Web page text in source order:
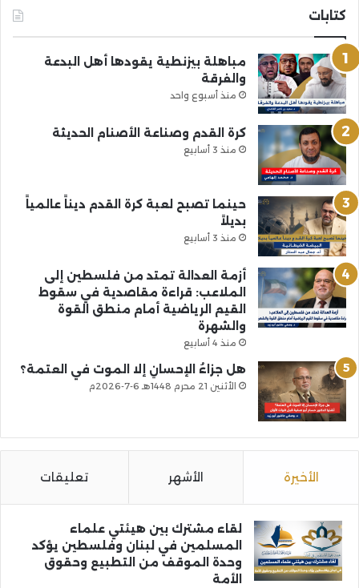
كتابات
مباهلة بيزنطية يقودها أهل البدعة
والفرقة
منذ أسبوع واحد
كرة القدم وصناعة الأصنام الحديثة
منذ 3 أسابيع
حينما تصبح لعبة كرة القدم ديناً عالمياً
بديلاً
منذ 3 أسابيع
أزمة العدالة تمتد من فلسطين إلى
الملاعب: قراءة مقاصدية في سقوط
القيم الرياضية أمام منطق القوة
والشهرة
منذ 4 أسابيع
هل جزاءُ الإحسانِ إلا الموت في العتمة؟
الأثنين 21 محرم 1448هـ 6-7-2026م
الأخيرة الأشهر تعليقات
لقاء مشترك بين هيئتي علماء
المسلمين في لبنان وفلسطين يؤكد
وحدة الموقف من التطبيع وحقوق
الأمة